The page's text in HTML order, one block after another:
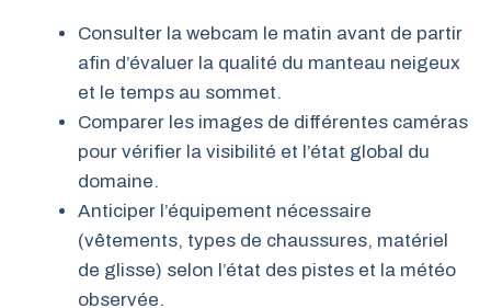
Consulter la webcam le matin avant de partir
afin d’évaluer la qualité du manteau neigeux
et le temps au sommet.
Comparer les images de différentes caméras
pour vérifier la visibilité et l’état global du
domaine.
Anticiper l’équipement nécessaire
(vêtements, types de chaussures, matériel
de glisse) selon l’état des pistes et la météo
observée.